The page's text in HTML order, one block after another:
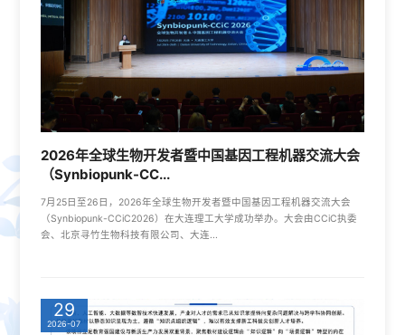
2026年全球生物开发者暨中国基因工程机器交流大会
（Synbiopunk-CC...
7月25日至26日，2026年全球生物开发者暨中国基因工程机器交流大会
（Synbiopunk-CCiC2026）在大连理工大学成功举办。大会由CCiC执委
会、北京寻竹生物科技有限公司、大连...
29
2026-07